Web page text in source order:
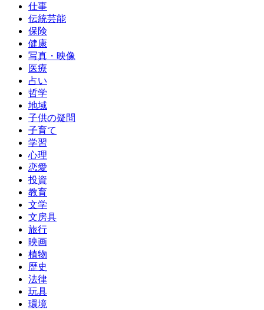
仕事
伝統芸能
保険
健康
写真・映像
医療
占い
哲学
地域
子供の疑問
子育て
学習
心理
恋愛
投資
教育
文学
文房具
旅行
映画
植物
歴史
法律
玩具
環境